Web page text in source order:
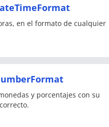
en el formato de cualquier
y porcentajes con su